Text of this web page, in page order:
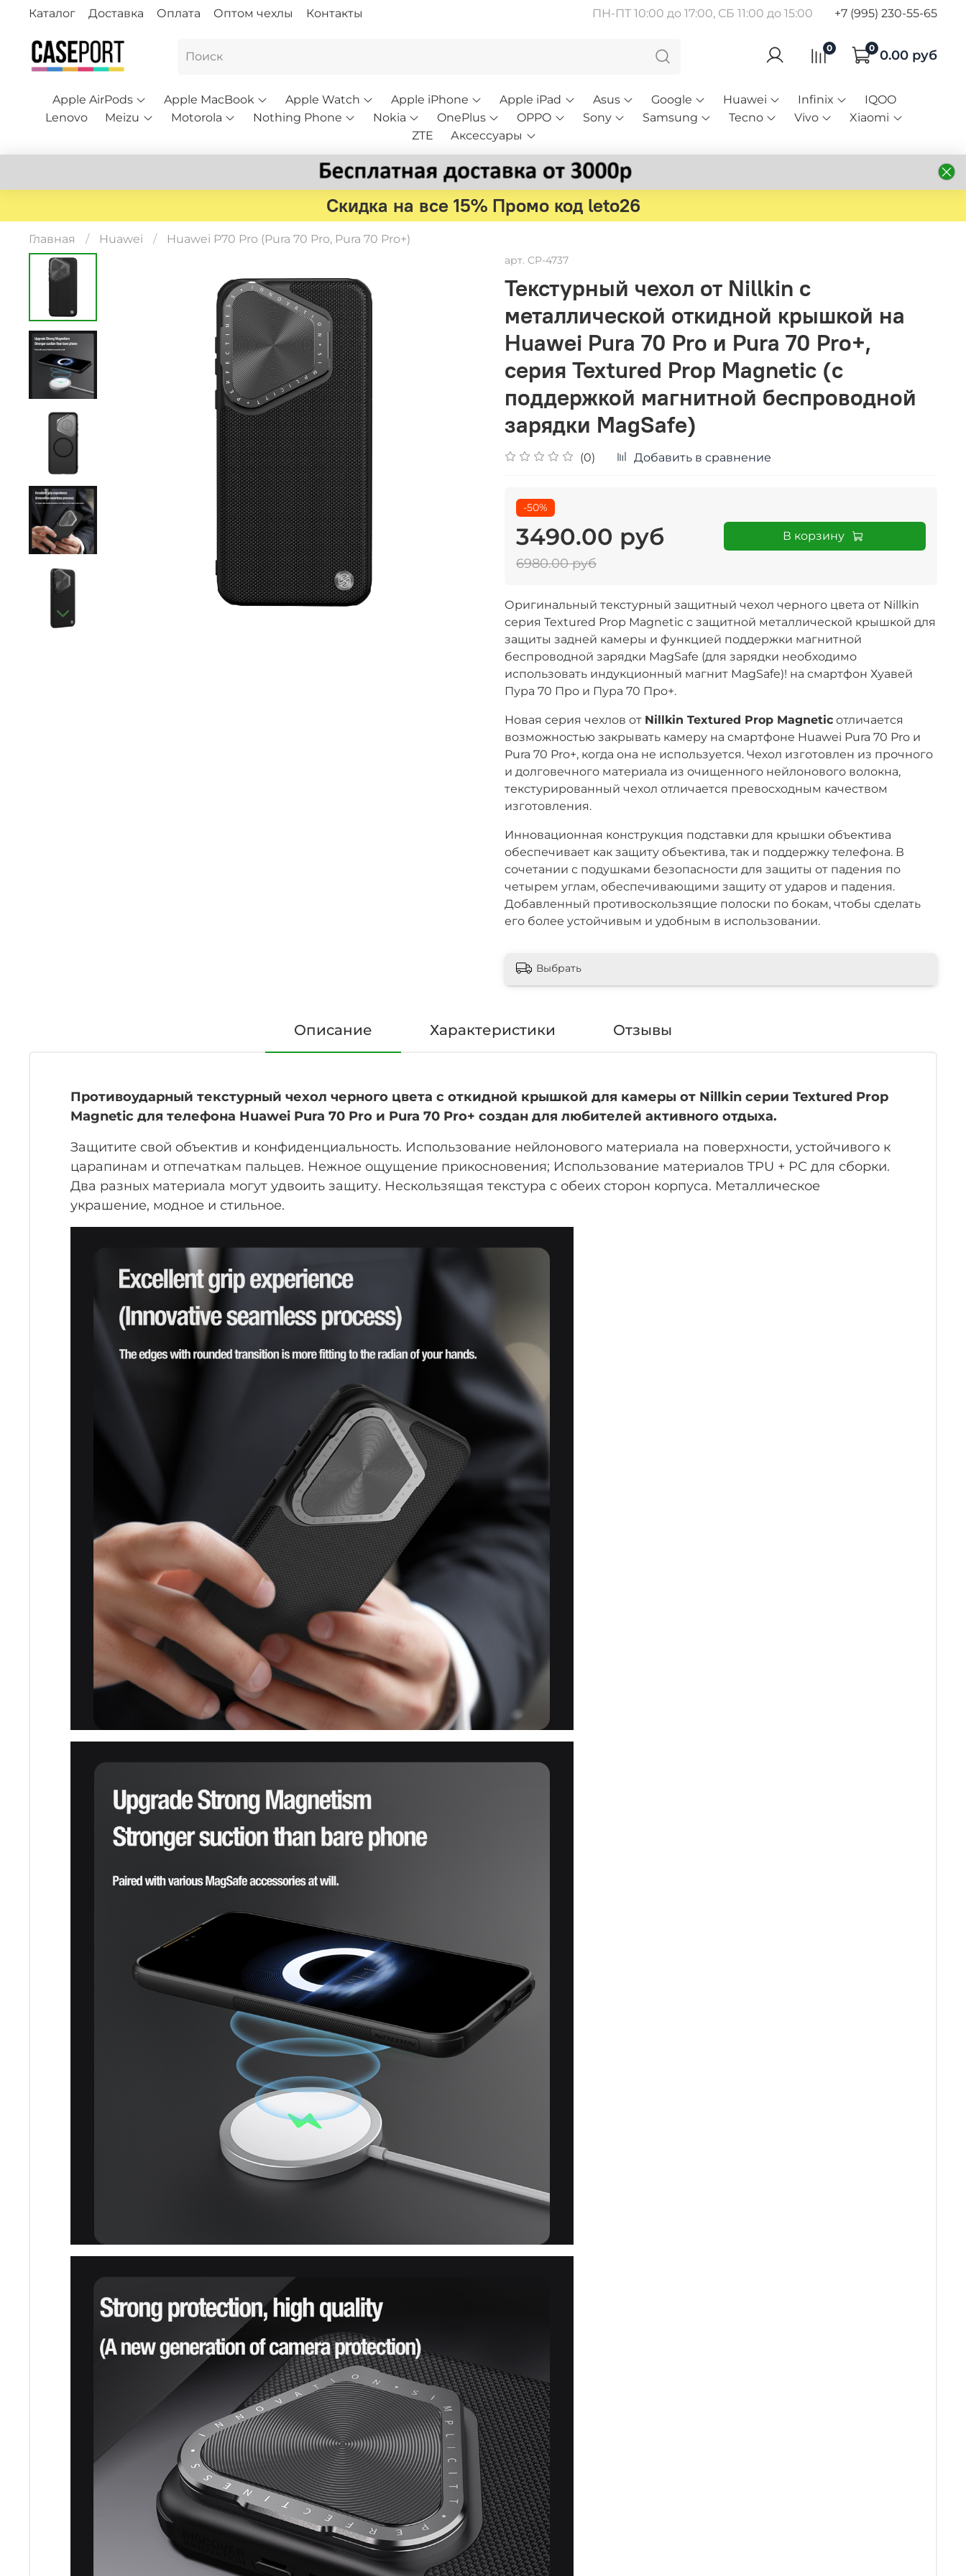
Каталог Доставка Оплата Оптом чехлы Контакты ПН-ПТ 10:00 до 17:00, СБ 11:00 до 15:00 +7 (995) 230-55-65
0 0 0.00 руб
Apple AirPods Apple MacBook Apple Watch Apple iPhone Apple iPad Asus Google Huawei Infinix
IQOO
Lenovo
Meizu Motorola Nothing Phone Nokia OnePlus OPPO Sony Samsung Tecno Vivo
Xiaomi
ZTE
Аксессуары
Скидка на все 15% Промо код leto26
Главная Huawei Huawei P70 Pro (Pura 70 Pro, Pura 70 Pro+)
арт. CP-4737
Текстурный чехол от Nillkin с
металлической откидной крышкой на
Huawei Pura 70 Pro и Pura 70 Pro+,
серия Textured Prop Magnetic (с
поддержкой магнитной беспроводной
зарядки MagSafe)
(0) Добавить в сравнение
-50%
3490.00 руб
6980.00 руб
В корзину
Оригинальный текстурный защитный чехол черного цвета от Nillkin
серия Textured Prop Magnetic с защитной металлической крышкой для
защиты задней камеры и функцией поддержки магнитной
беспроводной зарядки MagSafe (для зарядки необходимо
использовать индукционный магнит MagSafe)! на смартфон Хуавей
Пура 70 Про и Пура 70 Про+.
Новая серия чехлов от Nillkin Textured Prop Magnetic отличается
возможностью закрывать камеру на смартфоне Huawei Pura 70 Pro и
Pura 70 Pro+, когда она не используется. Чехол изготовлен из прочного
и долговечного материала из очищенного нейлонового волокна,
текстурированный чехол отличается превосходным качеством
изготовления.
Инновационная конструкция подставки для крышки объектива
обеспечивает как защиту объектива, так и поддержку телефона. В
сочетании с подушками безопасности для защиты от падения по
четырем углам, обеспечивающими защиту от ударов и падения.
Добавленный противоскользящие полоски по бокам, чтобы сделать
его более устойчивым и удобным в использовании.
Выбрать
Описание Характеристики Отзывы
Противоударный текстурный чехол черного цвета с откидной крышкой для камеры от Nillkin серии Textured Prop
Magnetic для телефона Huawei Pura 70 Pro и Pura 70 Pro+ создан для любителей активного отдыха.
Защитите свой объектив и конфиденциальность. Использование нейлонового материала на поверхности, устойчивого к
царапинам и отпечаткам пальцев. Нежное ощущение прикосновения; Использование материалов TPU + PC для сборки.
Два разных материала могут удвоить защиту. Нескользящая текстура с обеих сторон корпуса. Металлическое
украшение, модное и стильное.